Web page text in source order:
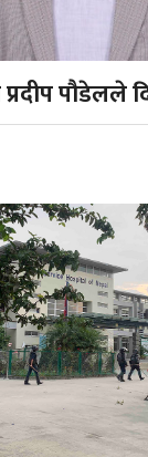
प्रदीप पौडेलले